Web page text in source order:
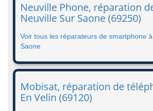
Neuville Phone, réparation
Neuville Sur Saone (69250)
Voir tous les réparateurs de smartphone
Saone
Mobisat, réparation de
En Velin (69120)